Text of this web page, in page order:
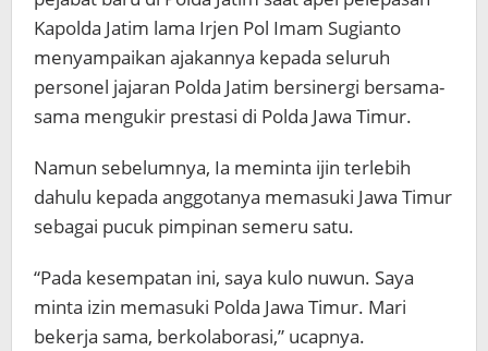
Kapolda Jatim lama Irjen Pol Imam Sugianto
menyampaikan ajakannya kepada seluruh
personel jajaran Polda Jatim bersinergi bersama-
sama mengukir prestasi di Polda Jawa Timur.
Namun sebelumnya, Ia meminta ijin terlebih
dahulu kepada anggotanya memasuki Jawa Timur
sebagai pucuk pimpinan semeru satu.
“Pada kesempatan ini, saya kulo nuwun. Saya
minta izin memasuki Polda Jawa Timur. Mari
bekerja sama, berkolaborasi,” ucapnya.